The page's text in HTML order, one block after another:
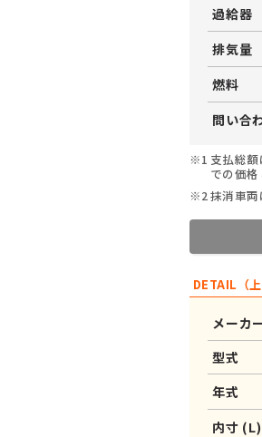
過給器
排気量
燃料
問い合
※1 支払総
での価格
※2抹消車両
DETAIL（
メーカ
型式
年式
内寸 (L)